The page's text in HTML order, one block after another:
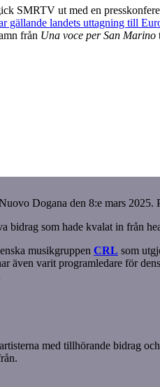
SMRTV ut med en
gällande landets uttagning till
från Una voce per San Marino
Dogana den 8:e mars
bidrag som hade kvalat in från
musikgruppen CRL som
även varit programledare för
med tillhörande bidrag